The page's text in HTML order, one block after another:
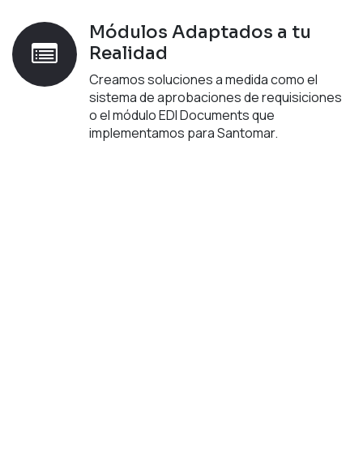
Módulos Adaptados a tu
Realidad
Creamos soluciones a medida como el
sistema de aprobaciones de requisiciones
o el módulo EDI Documents que
implementamos para Santomar.